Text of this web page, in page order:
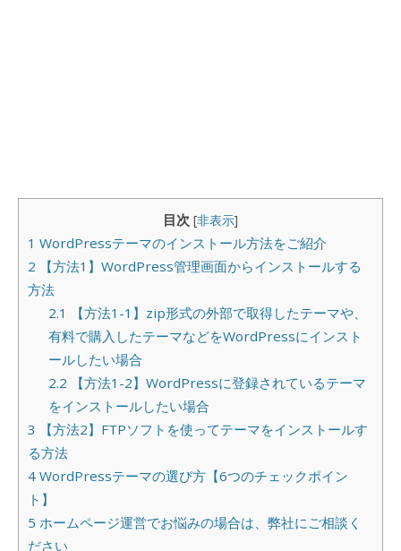
目次 [非表示]
1 WordPressテーマのインストール方法をご紹介
2 【方法1】WordPress管理画面からインストールする
方法
2.1
【方法1-1】zip形式の外部で取得したテーマや、
有料で購入したテーマなどをWordPressにインスト
ールしたい場合
2.2 【方法1-2】WordPressに登録されているテーマ
をインストールしたい場合
3 【方法2】FTPソフトを使ってテーマをインストールす
る方法
4 WordPressテーマの選び方【6つのチェックポイン
ト】
5 ホームページ運営でお悩みの場合は、弊社にご相談く
ださい